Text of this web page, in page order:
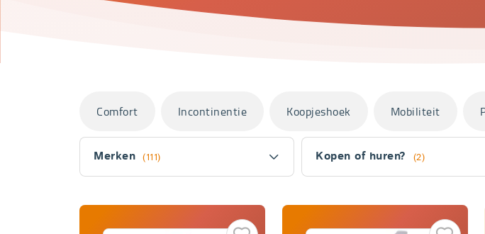
section
Filter
Merken (111) Kopen of huren? (2)
Comfort Incontinentie Koopjeshoek Mobiliteit
Producten